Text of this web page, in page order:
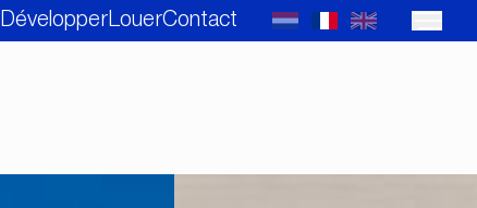
DévelopperLouerContact